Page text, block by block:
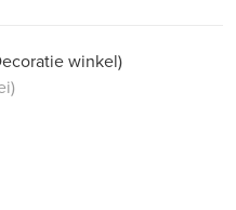
winkel)